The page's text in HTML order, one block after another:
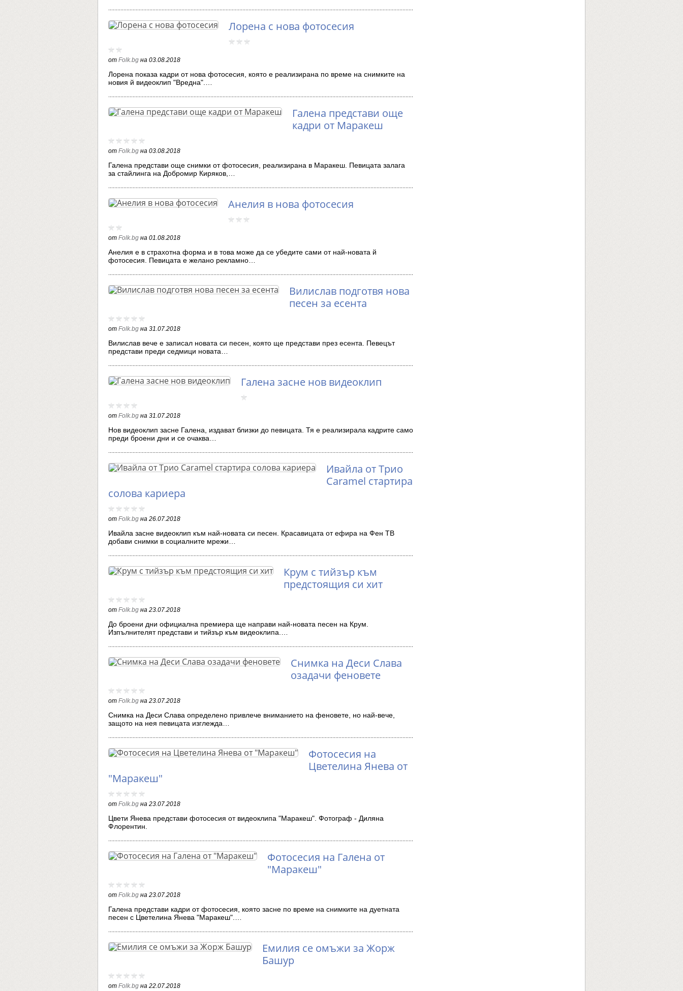
Лорена с нова фотосесия
от Folk.bg на 03.08.2018
Лорена показа кадри от нова фотосесия, която е реализирана по време на снимките на
новия й видеоклип "Вредна".…
Галена представи още
кадри от Маракеш
от Folk.bg на 03.08.2018
Галена представи още снимки от фотосесия, реализирана в Маракеш. Певицата залага
за стайлинга на Добромир Киряков,…
Анелия в нова фотосесия
от Folk.bg на 01.08.2018
Анелия e в страхотна форма и в това може да се убедите сами от най-новата й
фотосесия. Певицата е желано рекламно…
Вилислав подготвя нова
песен за есента
от Folk.bg на 31.07.2018
Вилислав вече е записал новата си песен, която ще представи през есента. Певецът
представи преди седмици новата…
Галена засне нов видеоклип
от Folk.bg на 31.07.2018
Нов видеоклип засне Галена, издават близки до певицата. Тя е реализирала кадрите само
преди броени дни и се очаква…
Ивайла от Трио
Caramel стартира
солова кариера
от Folk.bg на 26.07.2018
Ивайла засне видеоклип към най-новата си песен. Красавицата от ефира на Фен ТВ
добави снимки в социалните мрежи…
Крум с тийзър към
предстоящия си хит
от Folk.bg на 23.07.2018
До броени дни официална премиера ще направи най-новата песен на Крум.
Изпълнителят представи и тийзър към видеоклипа.…
Снимка на Деси Слава
озадачи феновете
от Folk.bg на 23.07.2018
Снимка на Деси Слава определено привлече вниманието на феновете, но най-вече,
защото на нея певицата изглежда…
Фотосесия на
Цветелина Янева от
"Маракеш"
от Folk.bg на 23.07.2018
Цвети Янева представи фотосесия от видеоклипа "Маракеш". Фотограф - Диляна
Флорентин.
Фотосесия на Галена от
"Маракеш"
от Folk.bg на 23.07.2018
Галена представи кадри от фотосесия, която засне по време на снимките на дуетната
песен с Цветелина Янева "Маракеш".…
Емилия се омъжи за Жорж
Башур
от Folk.bg на 22.07.2018